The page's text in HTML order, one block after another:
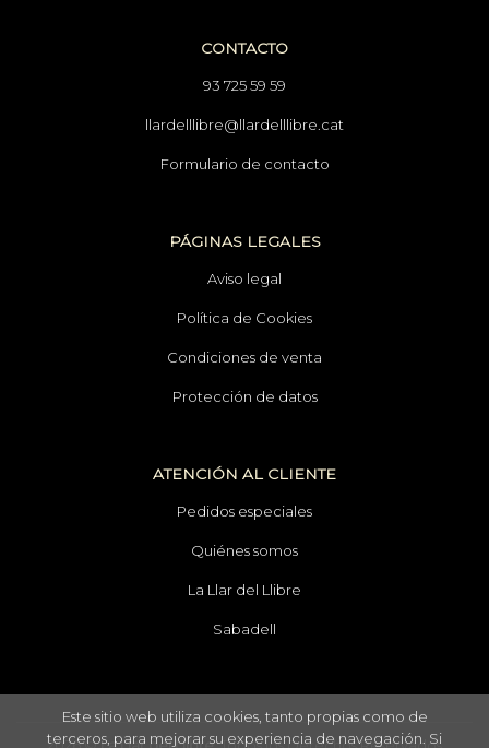
CONTACTO
93 725 59 59
llardelllibre@llardelllibre.cat
Formulario de contacto
PÁGINAS LEGALES
Aviso legal
Política de Cookies
Condiciones de venta
Protección de datos
ATENCIÓN AL CLIENTE
Pedidos especiales
Quiénes somos
La Llar del Llibre
Sabadell
Este sitio web utiliza cookies, tanto propias como de
terceros, para mejorar su experiencia de navegación. Si